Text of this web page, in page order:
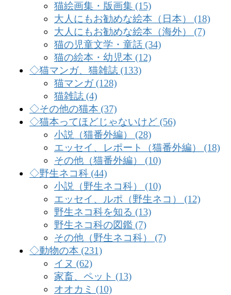
猫絵画集・版画集 (15)
大人にもお勧めな絵本（日本） (18)
大人にもお勧めな絵本（海外） (7)
猫の児童文学・童話 (34)
猫の絵本・幼児本 (12)
◇猫マンガ、猫雑誌 (133)
猫マンガ (128)
猫雑誌 (4)
◇その他の猫本 (37)
◇猫本ってほどじゃないけど (56)
小説（猫番外編） (28)
エッセイ、レポート（猫番外編） (18)
その他（猫番外編） (10)
◇野生ネコ科 (44)
小説（野生ネコ科） (10)
エッセイ、ルポ（野生ネコ） (12)
野生ネコ科を知る (13)
野生ネコ科の図鑑 (7)
その他（野生ネコ科） (7)
◇動物の本 (231)
イヌ (62)
家畜、ペット (13)
オオカミ (10)